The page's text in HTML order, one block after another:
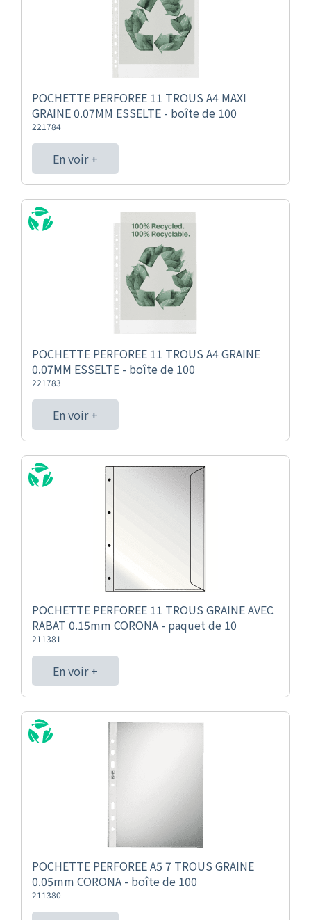
POCHETTE PERFOREE 11 TROUS A4 MAXI
GRAINE 0.07MM ESSELTE - boîte de 100
221784
En voir +
POCHETTE PERFOREE 11 TROUS A4 GRAINE
0.07MM ESSELTE - boîte de 100
221783
En voir +
POCHETTE PERFOREE 11 TROUS GRAINE AVEC
RABAT 0.15mm CORONA - paquet de 10
211381
En voir +
POCHETTE PERFOREE A5 7 TROUS GRAINE
0.05mm CORONA - boîte de 100
211380